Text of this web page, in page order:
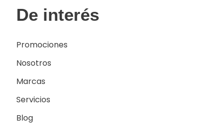
De interés
Promociones
Nosotros
Marcas
Servicios
Blog